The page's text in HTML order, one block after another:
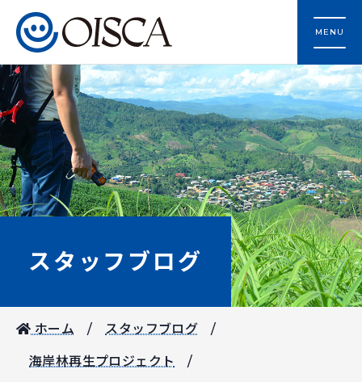
MENU
スタッフブログ
ホーム スタッフブログ
海岸林再生プロジェクト